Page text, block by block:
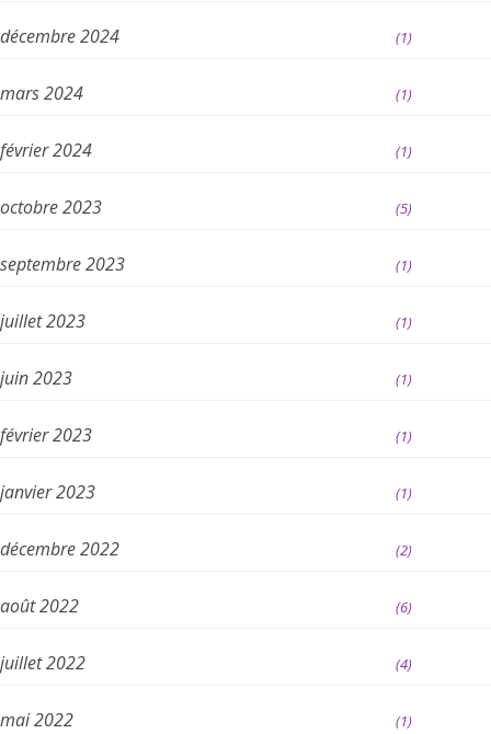
décembre 2024 (1)
mars 2024 (1)
février 2024 (1)
octobre 2023 (5)
septembre 2023 (1)
juillet 2023 (1)
juin 2023 (1)
février 2023 (1)
janvier 2023 (1)
décembre 2022 (2)
août 2022 (6)
juillet 2022 (4)
mai 2022 (1)